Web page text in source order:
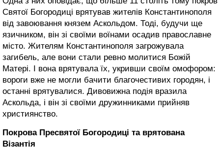
Святої Богородиці врятував жителів Константинополя
від завоювання князем Аскольдом. Тоді, будучи ще
язичником, він зі своїми воїнами осадив православне
місто. Жителям Константинополя загрожувала
загибель, але вони стали ревно молитися Божій
Матері. І вона врятувала їх, укривши своїм омофором:
вороги вже не могли бачити благочестивих городян, і
останні врятувалися. Дивовижна подія вразила
Аскольда, і він зі своїми дружинниками прийняв
християнство.
Покрова Пресвятої Богородиці та врятована
Візантія